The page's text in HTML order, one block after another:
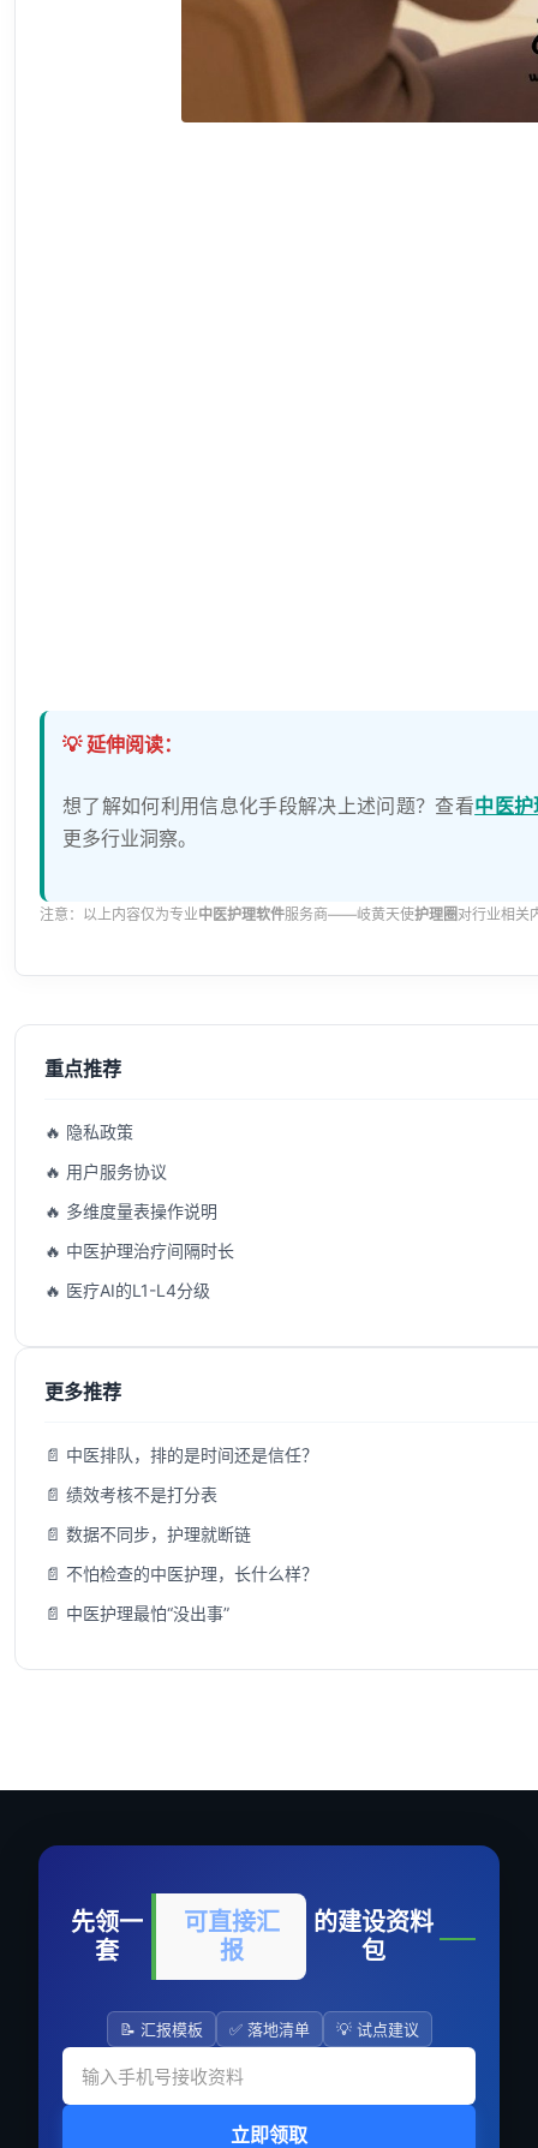
💡 延伸阅读：
想了解如何利用信息化手段解决上述问题？查看中医
更多行业洞察。
注意：以上内容仅为专业中医护理软件服务商——岐黄天使护理圈 对行业相关
重点推荐
🔥 隐私政策
🔥 用户服务协议
🔥 多维度量表操作说明
🔥 中医护理治疗间隔时长
🔥 医疗AI的L1-L4分级
更多推荐
📄 中医排队，排的是时间还是信任？
📄 绩效考核不是打分表
📄 数据不同步，护理就断链
📄 不怕检查的中医护理，长什么样？
📄 中医护理最怕“没出事”
先领一
套
可直接汇
报
的建设资料
包
📝 汇报模板 ✅ 落地清单 💡 试点建议
立即领取